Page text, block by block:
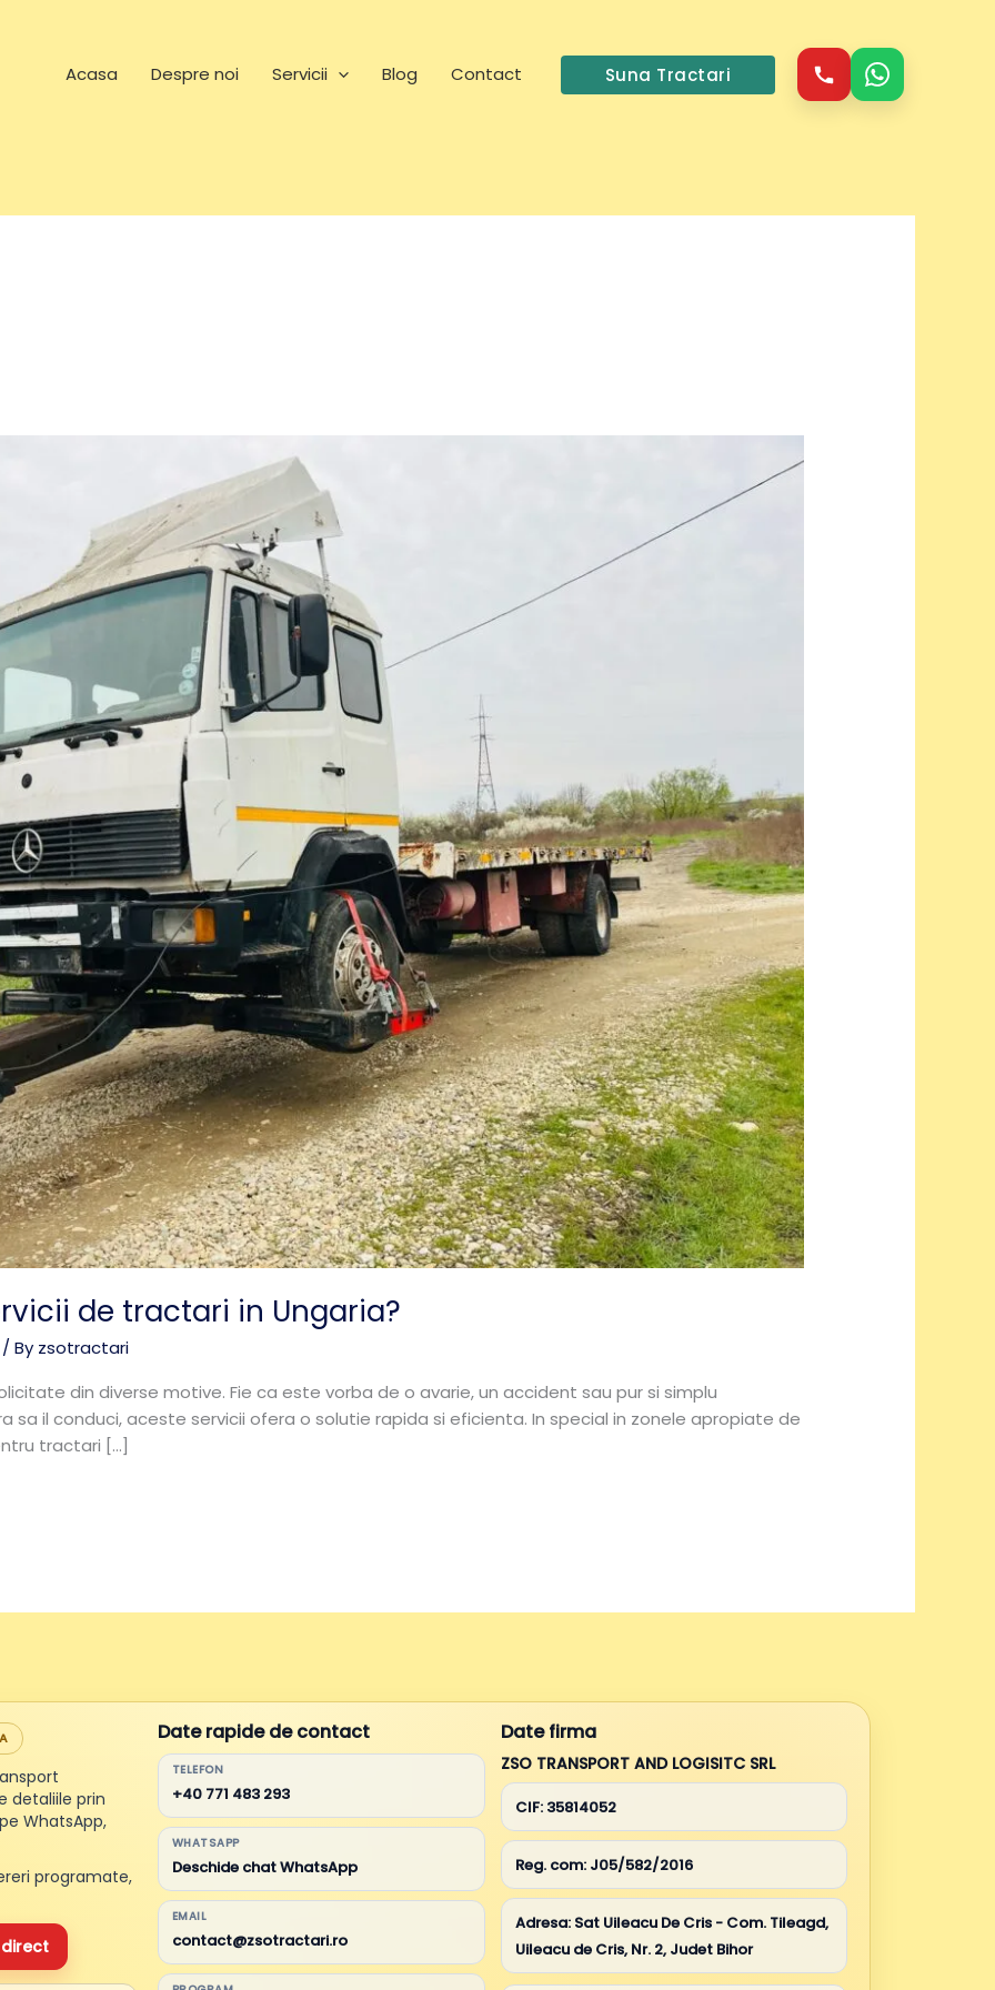
Acasa Despre noi Servicii Blog Contact Suna Tractari
de tractari in Ungaria?
/ By zsotractari
din diverse motive. Fie ca este vorba de o avarie, un accident sau pur si simplu
sa il conduci, aceste servicii ofera o solutie rapida si eficienta. In special in zonele apropiate de
tractari […]
detaliile prin
WhatsApp,
programate,
Date rapide de contact
TELEFON
+40 771 483 293
WHATSAPP
Deschide chat WhatsApp
EMAIL
contact@zsotractari.ro
Date firma
ZSO TRANSPORT AND LOGISITC SRL
CIF: 35814052
Reg. com: J05/582/2016
Adresa: Sat Uileacu De Cris - Com. Tileagd,
Uileacu de Cris, Nr. 2, Judet Bihor